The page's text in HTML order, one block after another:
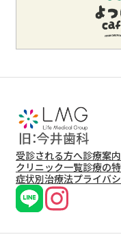
受診される方へ診療案内
クリニック一覧診療の
症状別治療法プライバ